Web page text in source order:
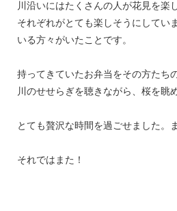
川沿いにはたくさんの人が花見を楽
それぞれがとても楽しそうにしてい
いる方々がいたことです。
持ってきていたお弁当をその方たち
川のせせらぎを聴きながら、桜を眺
とても贅沢な時間を過ごせました。
それではまた！